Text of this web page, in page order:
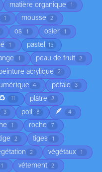
matière organique 1
1 mousse 2
os 1 osier 1
1 pastel 15
1 peau de fruit 2
acrylique 2
4 pétale 3
11 plâtre 2
3 poil 8 🪶 4
1 roche 7
2 tiges 1
2 végétaux 1
1 vêtement 2